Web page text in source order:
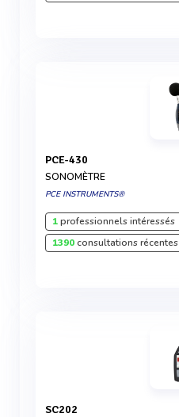
PCE-430
SONOMÈTRE
PCE INSTRUMENTS®
1professionnels intéressés
1390consultations récentes
SC202